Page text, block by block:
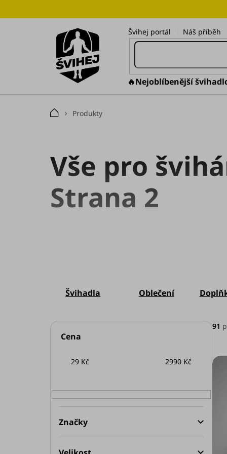
Švihej portál Náš příběh
🔥Nejoblíbenější
Domů Produkty
Vše pro
Strana 2
Švihadla Oblečení
P
t
a
Cena
29 Kč 2990 Kč
Značky
91
V
ý